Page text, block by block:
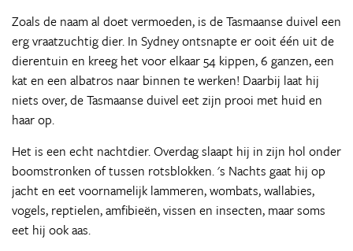
Zoals de naam al doet vermoeden, is de Tasmaanse duivel een
erg vraatzuchtig dier. In Sydney ontsnapte er ooit één uit de
dierentuin en kreeg het voor elkaar 54 kippen, 6 ganzen, een
kat en een albatros naar binnen te werken! Daarbij laat hij
niets over, de Tasmaanse duivel eet zijn prooi met huid en
haar op.
Het is een echt nachtdier. Overdag slaapt hij in zijn hol onder
boomstronken of tussen rotsblokken. 's Nachts gaat hij op
jacht en eet voornamelijk lammeren, wombats, wallabies,
vogels, reptielen, amfibieën, vissen en insecten, maar soms
eet hij ook aas.